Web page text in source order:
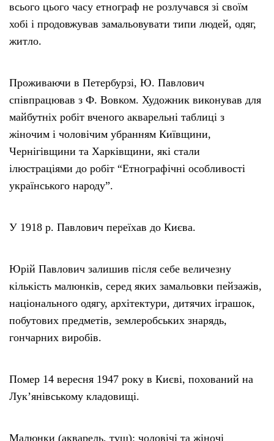
всього цього часу етнограф не розлучався зі своїм
хобі і продовжував замальовувати типи людей, одяг,
житло.
Проживаючи в Петербурзі, Ю. Павлович
співпрацював з Ф. Вовком. Художник виконував для
майбутніх робіт вченого акварельні таблиці з
жіночим і чоловічим убранням Київщини,
Чернігівщини та Харківщини, які стали
ілюстраціями до робіт “Етнографічні особливості
українського народу”.
У 1918 р. Павлович переїхав до Києва.
Юрій Павлович залишив після себе величезну
кількість малюнків, серед яких замальовки пейзажів,
національного одягу, архітектури, дитячих іграшок,
побутових предметів, землеробських знарядь,
гончарних виробів.
Помер 14 вересня 1947 року в Києві, похований на
Лук’янівському кладовищі.
Малюнки (акварель, туш): чоловічі та жіночі